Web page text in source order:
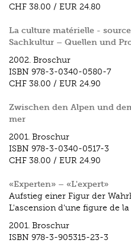
CHF 38.00 / EUR 24.80
La culture matérielle -
Sachkultur – Quellen und
2002. Broschur
ISBN 978-3-0340-0580-7
CHF 38.00 / EUR 24.90
Zwischen den Alpen und
mer
2001. Broschur
ISBN 978-3-0340-0517-3
CHF 38.00 / EUR 24.90
«Experten» – «L'expert»
Aufstieg einer Figur der
L'ascension d'une figure de
2001. Broschur
ISBN 978-3-905315-23-3